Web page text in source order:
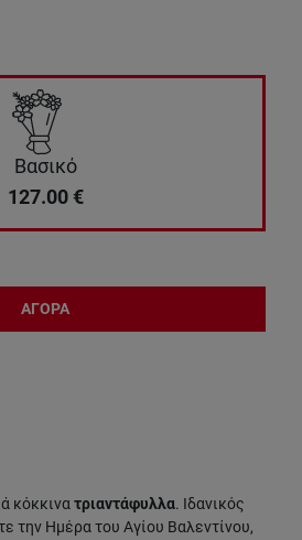
Βασικό
127.00 €
ΑΓΟΡΑ
κόκκινα τριαντάφυλλα. Ιδανικός
την Ημέρα του Αγίου Βαλεντίνου,